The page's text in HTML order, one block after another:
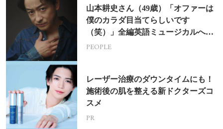
山本耕史さん（49歳）「オファーは
僕のカラダ目当てらしいです
（笑）」全編英語ミュージカルへの
挑戦
PEOPLE
レーザー治療のダウンタイムにも！
施術後の肌を整える新ドクターズコ
スメ
PR